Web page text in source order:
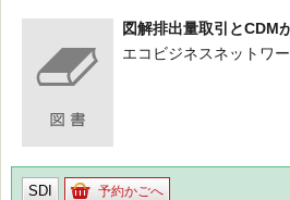
図解排出量取引とCDM
エコビジネスネットワ
SDI 予約かごへ